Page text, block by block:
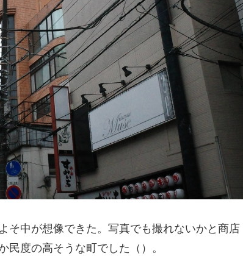
そ中が想像できた。写真でも撮れないかと商店
度の高そうな町でした（）。